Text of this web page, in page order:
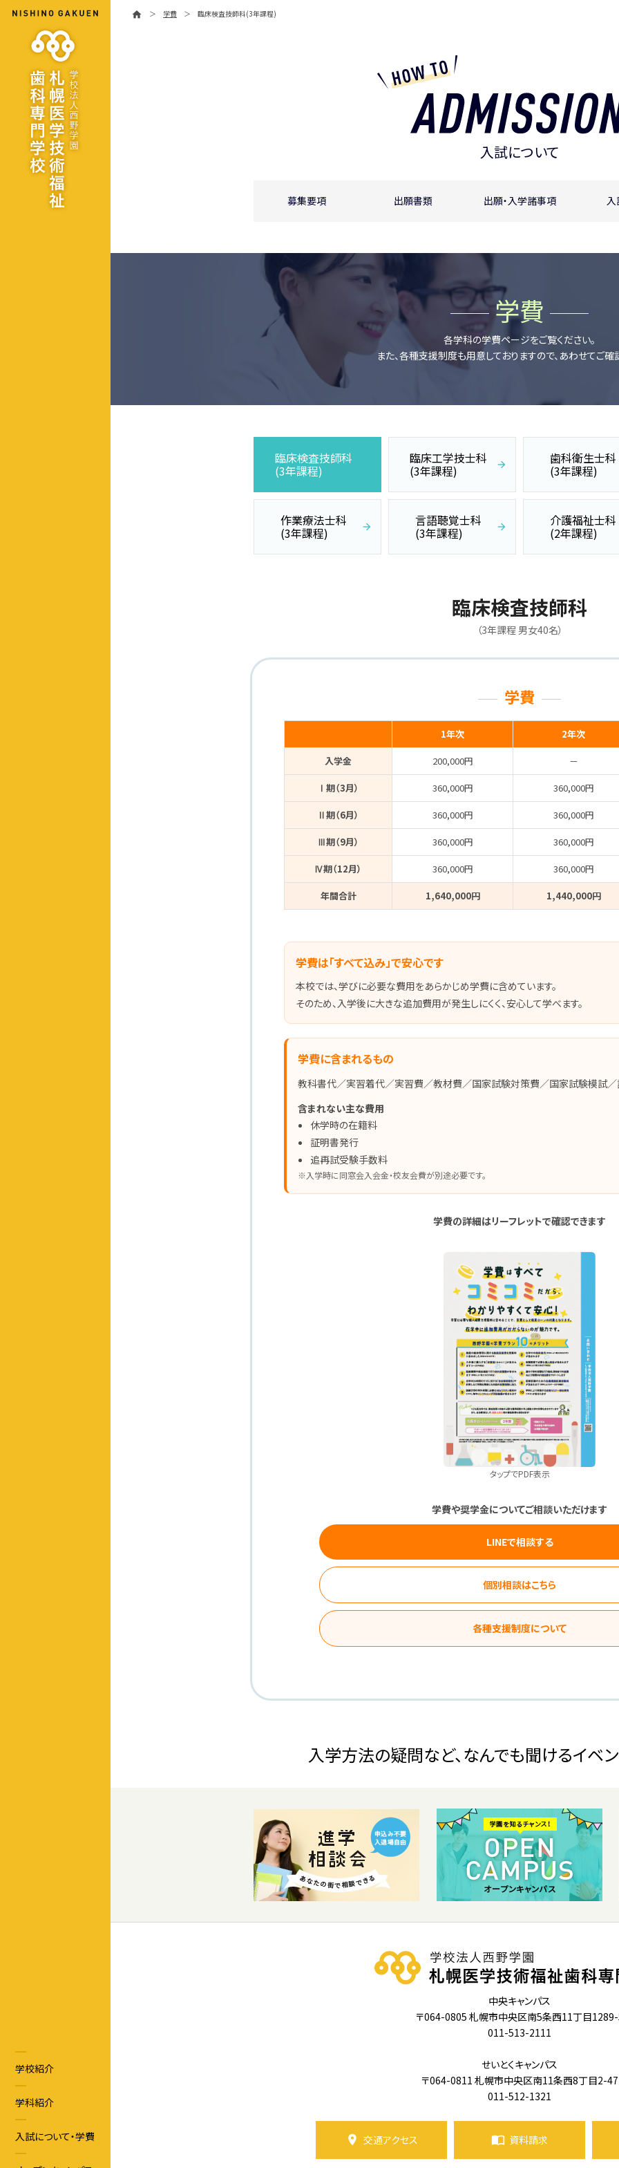
学校紹介
学科紹介
入試について・学費
home ＞ 学費 ＞ 臨床検査技師科(3年課程)
入試について
募集要項 出願書類 出願・入学諸事項 入
学費
各学科の学費ページをご覧ください。
また、各種支援制度も用意しておりますので、あわせてご確
臨床検査技師科
(3年課程)
臨床工学技士科
(3年課程)
歯科衛生士科
(3年課程)
作業療法士科
(3年課程)
言語聴覚士科
(3年課程)
介護福祉士科
(2年課程)
臨床検査技師科
（3年課程 男女40名）
学費
1年次 2年次
入学金 200,000円 －
Ⅰ期（3月） 360,000円 360,000円
Ⅱ期（6月） 360,000円 360,000円
Ⅲ期（9月） 360,000円 360,000円
Ⅳ期（12月） 360,000円 360,000円
年間合計 1,640,000円 1,440,000円
学費は「すべて込み」で安心です
本校では、学びに必要な費用をあらかじめ学費に含めています。
そのため、入学後に大きな追加費用が発生しにくく、安心して学べます。
学費に含まれるもの
教科書代／実習着代／実習費／教材費／国家試験対策費／国家試験模試
含まれない主な費用
休学時の在籍料
証明書発行
追再試受験手数料
※入学時に同窓会入会金・校友会費が別途必要です。
学費の詳細はリーフレットで確認できます
タップでPDF表示
学費や奨学金についてご相談いただけます
LINEで相談する
個別相談はこちら
各種支援制度について
入学方法の疑問など、なんでも聞けるイベン
中央キャンパス
〒064-0805 札幌市中央区南5条西11丁目
011-513-2111
せいとくキャンパス
〒064-0811 札幌市中央区南11条西8丁目2-47
011-512-1321
交通アクセス 資料請求